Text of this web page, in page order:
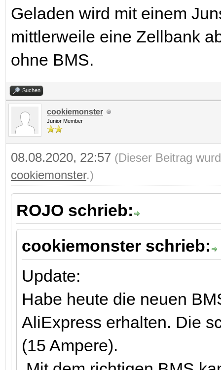
Geladen wird mit einem
mittlerweile eine Zellbank
ohne BMS.
Suchen
cookiemonster
Junior Member
08.08.2020, 22:57 (Dieser Beitrag
cookiemonster.)
ROJO schrieb:
cookiemonster schrieb:
Update:
Habe heute die neuen
AliExpress erhalten. Die
(15 Ampere).